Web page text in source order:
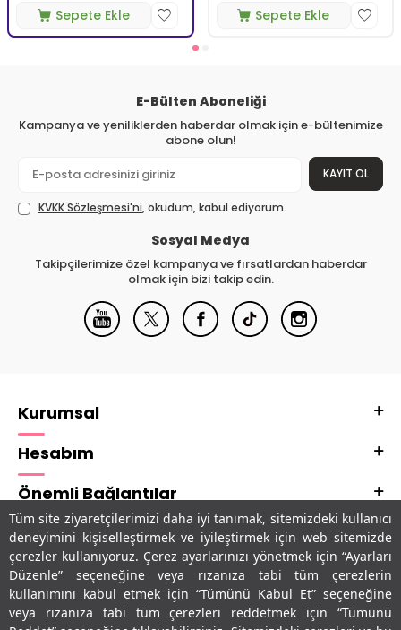
Tüm site ziyaretçilerimizi daha iyi tanımak, sitemizdeki kullanıcı
deneyimini kişiselleştirmek ve iyileştirmek için web sitemizde
çerezler kullanıyoruz. Çerez ayarlarınızı yönetmek için “Ayarları
Düzenle” seçeneğine veya rızanıza tabi tüm çerezlerin
kullanımını kabul etmek için “Tümünü Kabul Et” seçeneğine
veya rızanıza tabi tüm çerezleri reddetmek için “Tümünü
Sepete Ekle Sepete Ekle
E-Bülten Aboneliği
Kampanya ve yeniliklerden haberdar olmak için e-bültenimize
abone olun!
KAYIT OL
KVKK Sözleşmesi'ni, okudum, kabul ediyorum.
Sosyal Medya
Takipçilerimize özel kampanya ve fırsatlardan haberdar
olmak için bizi takip edin.
Kurumsal
Hesabım
Önemli Bağlantılar
Adres & İletişim
Uygulamalarımız